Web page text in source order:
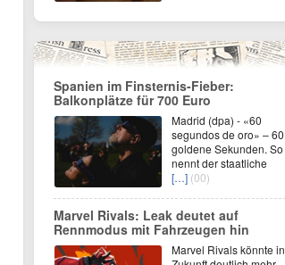
Spanien im Finsternis-Fieber:
Balkonplätze für 700 Euro
Madrid (dpa) - «60
segundos de oro» – 60
goldene Sekunden. So
nennt der staatliche
[…] (00)
Marvel Rivals: Leak deutet auf
Rennmodus mit Fahrzeugen hin
Marvel Rivals könnte in